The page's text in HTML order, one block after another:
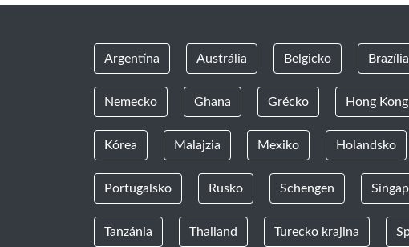
Argentína Austrália Belgicko Brazília
Nemecko Ghana Grécko Hong Kong
Kórea Malajzia Mexiko Holandsko
Portugalsko Rusko Schengen
Tanzánia Thailand Turecko krajina